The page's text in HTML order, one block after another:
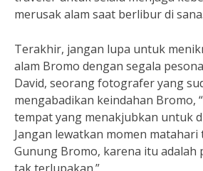
merusak alam saat berlibur di
Terakhir, jangan lupa untuk
alam Bromo dengan segala
David, seorang fotografer yang
mengabadikan keindahan Bromo,
tempat yang menakjubkan untuk
Jangan lewatkan momen
Gunung Bromo, karena itu adalah